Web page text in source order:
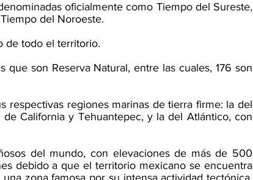
oficialmente como Tiempo del Sureste,
del Noroeste.
de todo el territorio.
que son Reserva Natural, entre las cuales, 176 son
respectivas regiones marinas de tierra firme: la del
California y Tehuantepec, y la del Atlántico, con
del mundo, con elevaciones de más de 500
debido a que el territorio mexicano se encuentra